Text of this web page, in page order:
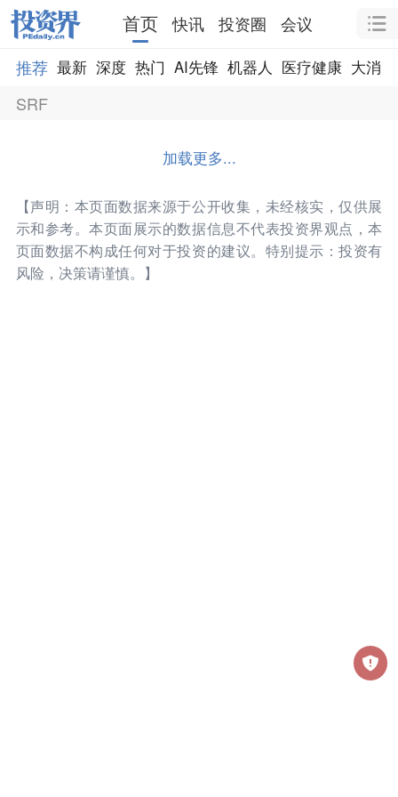
首页 快讯 投资圈
会议
推荐 最新 深度 热门 AI先锋 机器人 医疗健康 大消费
SRF
加载更多...
【声明：本页面数据来源于公开收集，未经核实，仅供展
示和参考。本页面展示的数据信息不代表投资界观点，本
页面数据不构成任何对于投资的建议。特别提示：投资有
风险，决策请谨慎。】